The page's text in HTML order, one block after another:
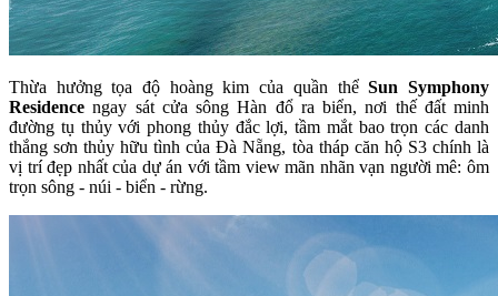
Thừa hưởng tọa độ hoàng kim của quần thểSun Symphony
Residence ngay sát cửa sông Hàn đổ ra biển, nơi thế đất minh
đường tụ thủy với phong thủy đắc lợi, tầm mắt bao trọn các danh
thắng sơn thủy hữu tình của Đà Nẵng, tòa tháp căn hộ S3 chính là
vị trí đẹp nhất của dự án với tầm view mãn nhãn vạn người mê: ôm
trọn sông - núi - biển - rừng.